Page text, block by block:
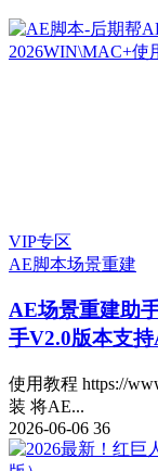
VIP专区
AE脚本场景重建
AE场景重建助
手V2.0版本支
使用教程 https://
装 将AE...
2026-06-06 36